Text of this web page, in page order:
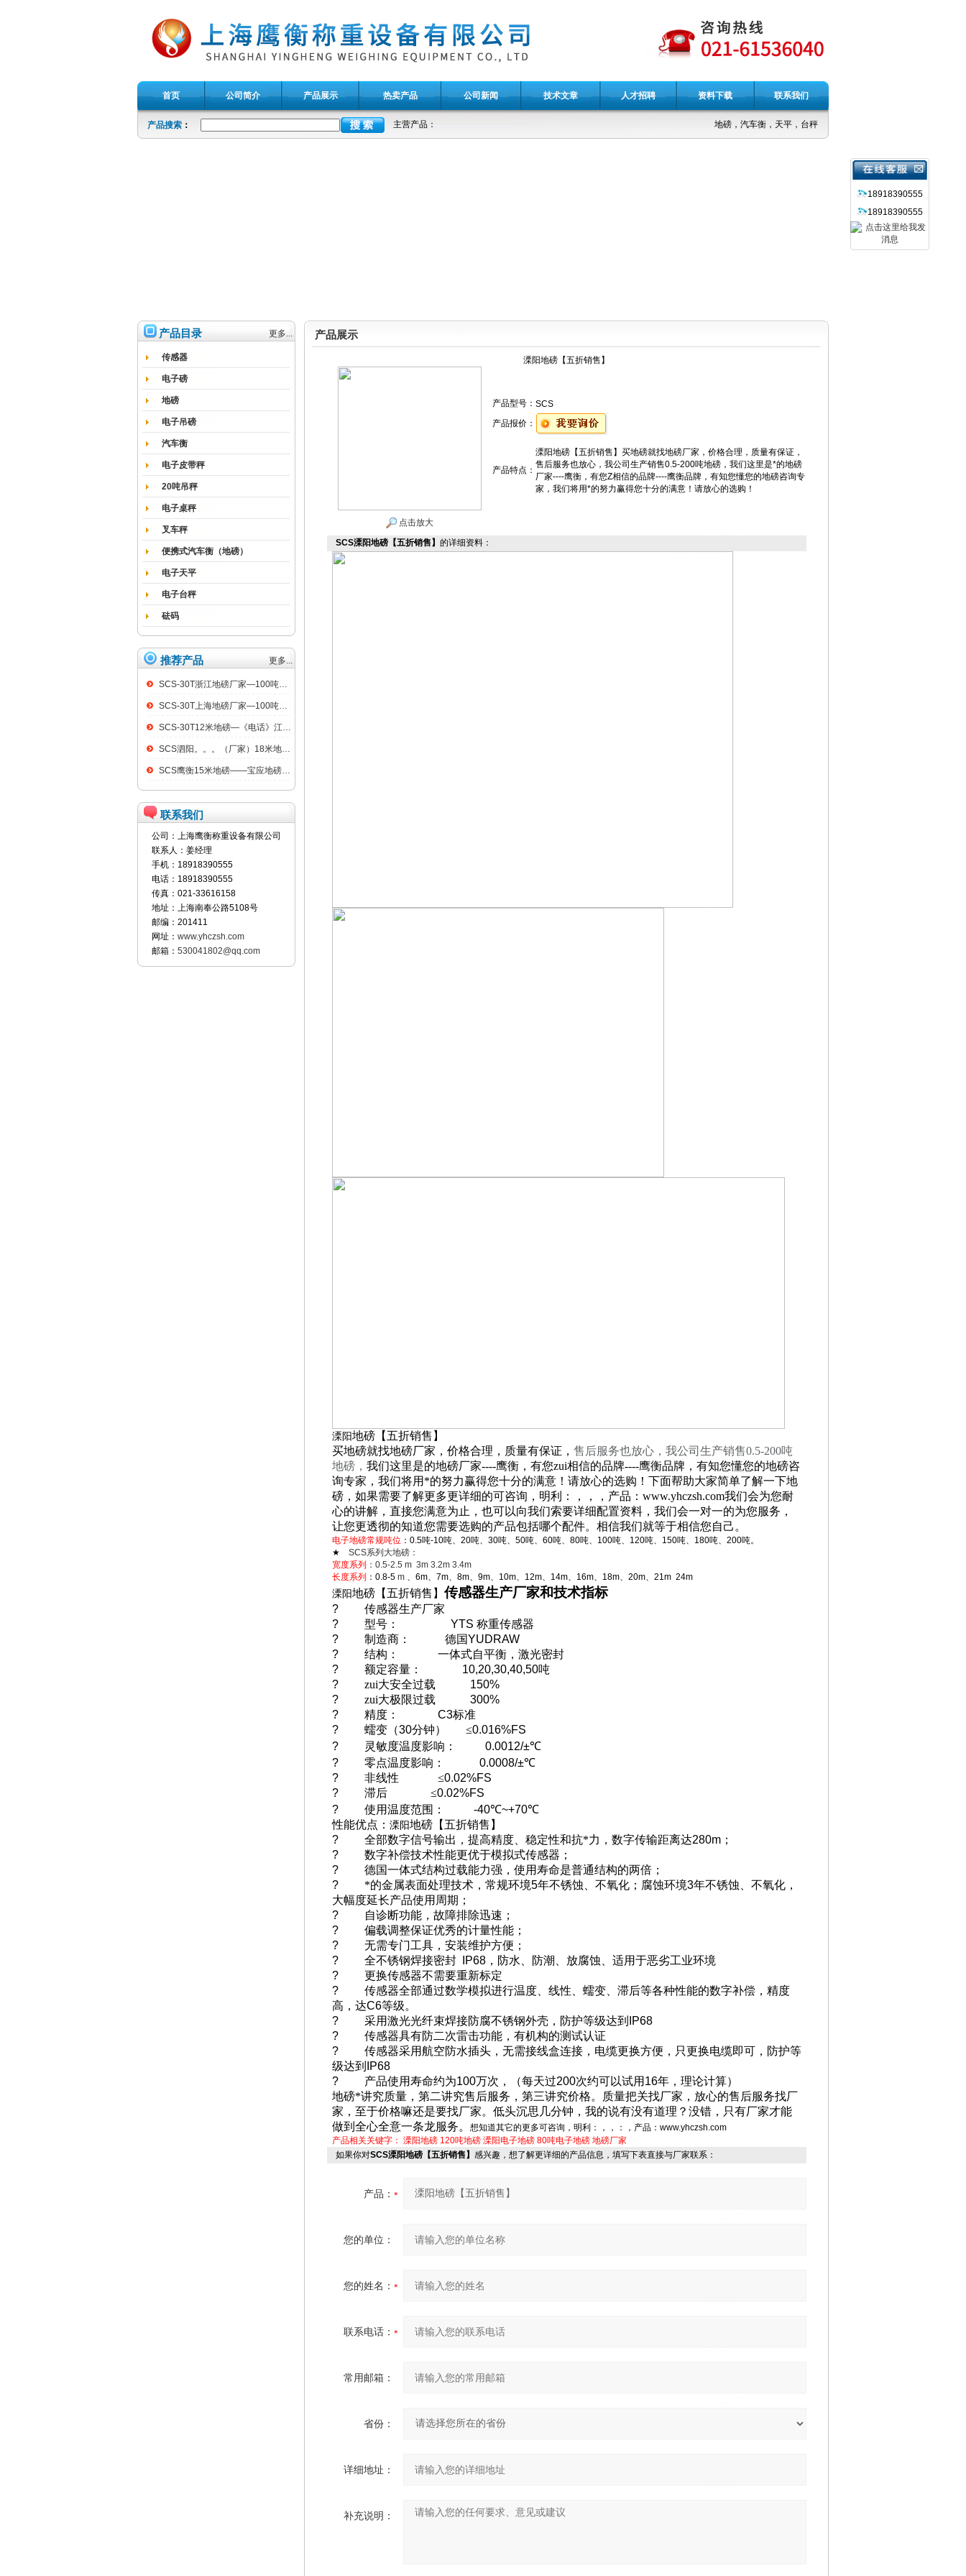
首页 公司简介 产品展示 热卖产品 公司新闻 技术文章 人才招聘 资料下载 联系我们
产品搜索 ： 主营产品： 地磅，汽车衡，天平，台秤，吊秤，电子称
18918390555
18918390555
产品目录 更多...
传感器
电子磅
地磅
电子吊磅
汽车衡
电子皮带秤
20吨吊秤
电子桌秤
叉车秤
便携式汽车衡（地磅）
电子天平
电子台秤
砝码
推荐产品 更多...
SCS-30T浙江地磅厂家—100吨汽车衡
SCS-30T上海地磅厂家—100吨汽车衡
SCS-30T12米地磅—《电话》江阴100吨地磅
SCS泗阳。。。（厂家）18米地磅（低价）
SCS鹰衡15米地磅——宝应地磅销售点
联系我们
公司：上海鹰衡称重设备有限公司
联系人：姜经理
手机：18918390555
电话：18918390555
传真：021-33616158
地址：上海南奉公路5108号
邮编：201411
网址： www.yhczsh.com
邮箱： 530041802@qq.com
产品展示
溧阳地磅【五折销售】
点击放大
产品型号： SCS
产品报价：
产品特点：
溧阳地磅【五折销售】买地磅就找地磅厂家，价格合理，质量有保证，
售后服务也放心，我公司生产销售0.5-200吨地磅，我们这里是*的地磅
厂家----鹰衡，有您Z相信的品牌----鹰衡品牌，有知您懂您的地磅咨询专
家，我们将用*的努力赢得您十分的满意！请放心的选购！
SCS溧阳地磅【五折销售】 的详细资料：
溧阳地磅【五折销售】
买地磅就找地磅厂家，价格合理，质量有保证， 售后服务也放心，我公司生产销售0.5-200吨
地磅， 我们这里是的地磅厂家----鹰衡，有您zui相信的品牌----鹰衡品牌，有知您懂您的地磅咨
询专家，我们将用*的努力赢得您十分的满意！请放心的选购！下面帮助大家简单了解一下地
磅，如果需要了解更多更详细的可咨询，明利：，，，产品：www.yhczsh.com我们会为您耐
心的讲解，直接您满意为止，也可以向我们索要详细配置资料，我们会一对一的为您服务，
让您更透彻的知道您需要选购的产品包括哪个配件。相信我们就等于相信您自己。
电子地磅常规吨位 ：0.5吨-10吨、20吨、30吨、50吨、60吨、80吨、100吨、120吨、150吨、180吨、200吨。
★ SCS系列大地磅：
宽度系列 ：0.5-2.5 m 3m 3.2m 3.4m
长度系列 ：0.8-5m、6m、7m、8m、9m、10m、12m、14m、16m、18m、20m、21m 24m
溧阳地磅【五折销售】 传感器生产厂家和技术指标
? 传感器生产厂家
? 型号： YTS 称重传感器
? 制造商： 德国YUDRAW
? 结构：
一体式自平衡，激光密封
? 额定容量： 10,20,30,40,50吨
? zui大安全过载 150%
? zui大极限过载 300%
? 精度： C3标准
? 蠕变（30分钟） ≤0.016%FS
?
灵敏度温度影响： 0.0012/±℃
? 零点温度影响： 0.0008/±℃
? 非线性 ≤0.02%FS
? 滞后 ≤0.02%FS
? 使用温度范围： -40℃~+70℃
性能优点： 溧阳地磅【五折销售】
? 全部数字信号输出，提高精度、稳定性和抗*力，数字传输距离达280m；
? 数字补偿技术性能更优于模拟式传感器；
? 德国一体式结构过载能力强，使用寿命是普通结构的两倍；
? *的金属表面处理技术，常规环境5年不锈蚀、不氧化；腐蚀环境3年不锈蚀、不氧化，
大幅度延长产品使用周期；
?
自诊断功能，故障排除迅速；
? 偏载调整保证优秀的计量性能；
? 无需专门工具，安装维护方便；
? 全不锈钢焊接密封IP68，防水、防潮、放腐蚀、适用于恶劣工业环境
? 更换传感器不需要重新标定
? 传感器全部通过数学模拟进行温度、线性、蠕变、滞后等各种性能的数字补偿，精度
高，达C6等级。
? 采用激光光纤束焊接防腐不锈钢外壳，防护等级达到 IP68
? 传感器具有防二次雷击功能，有机构的测试认证
? 传感器采用航空防水插头，无需接线盒连接，电缆更换方便，只更换电缆即可，防护等
级达到 IP68
? 产品使用寿命约为100万次，（每天过200次约可以试用 16年，理论计算）
地磅*讲究质量，第二讲究售后服务，第三讲究价格。质量把关找厂家，放心的售后服务找厂
家，至于价格嘛还是要找厂家。低头沉思几分钟，我的说有没有道理？没错，只有厂家才能
做到全心全意一条龙服务。
想知道其它的更多可咨询，明利： ， ， ： ，产品： www.yhczsh.com
产品相关关键字： 溧阳地磅 120吨地磅 溧阳电子地磅 80吨电子地磅 地磅厂家
如果你对SCS溧阳地磅【五折销售】 感兴趣，想了解更详细的产品信息，填写下表直接与厂家联系：
产品：
您的单位：
您的姓名：
联系电话：
常用邮箱：
省份：
详细地址：
补充说明：